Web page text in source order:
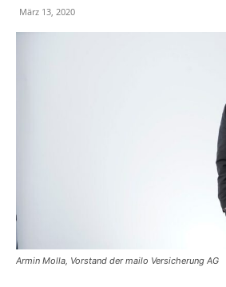
März 13, 2020
Armin Molla, Vorstand der mailo Versicherung AG